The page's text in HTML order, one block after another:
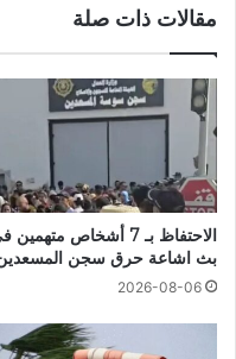
مقالات ذات صلة
الاحتفاظ بـ 7 أشخاص
بث اشاعة حرق سجن
2026-08-06